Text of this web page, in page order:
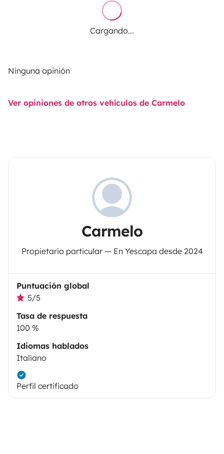
Cargando...
Ninguna opinión
Ver opiniones de otros vehículos de Carmelo
Carmelo
Propietario particular — En Yescapa desde 2024
Puntuación global
5/5
Tasa de respuesta
100 %
Idiomas hablados
Italiano
Perfil certificado